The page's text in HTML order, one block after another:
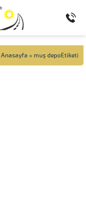
Anasayfa » muş depoEtiketi